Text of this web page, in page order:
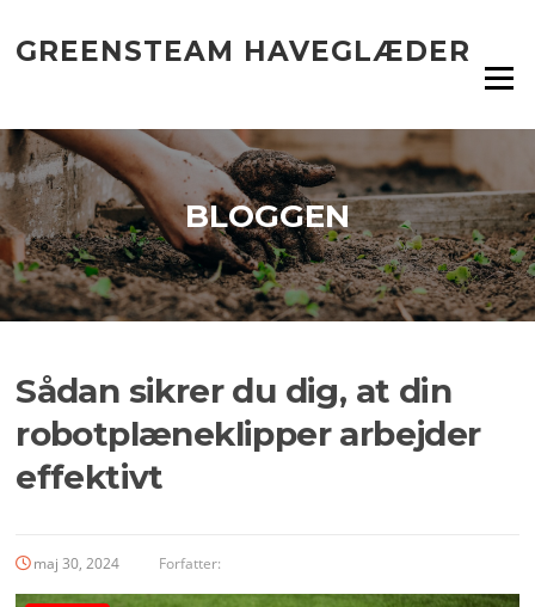
indhold
GREENSTEAM HAVEGLÆDER
Menu
BLOGGEN
Sådan sikrer du dig, at din
robotplæneklipper arbejder
effektivt
maj 30, 2024 Forfatter: